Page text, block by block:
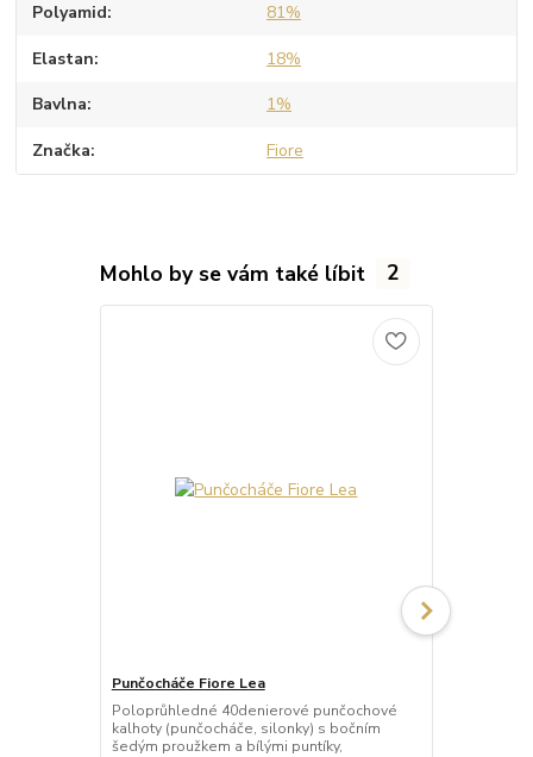
Polyamid 81%
Elastan 18%
Bavlna 1%
Značka Fiore
Mohlo by se vám také líbit 2
Punčocháče Fiore Lea
Poloprůhledné 40denierové punčochové
kalhoty (punčocháče, silonky) s bočním
šedým proužkem a bílými puntíky,